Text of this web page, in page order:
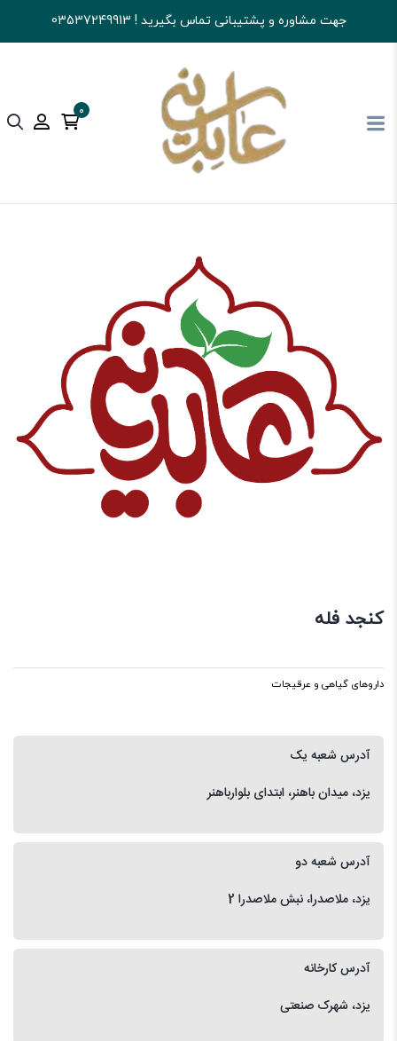
جهت مشاوره و پشتیبانی تماس بگیرید ! 03537249913
0
آجیل و خشکبار عابدینی کالای اساسی و خواربار داروهای گیاهی و عرقیجات
کنجد فله
داروهای گیاهی و عرقیجات
آدرس شعبه یک
یزد، میدان باهنر، ابتدای بلوارباهنر
آدرس شعبه دو
یزد، ملاصدرا، نبش ملاصدرا 2
آدرس کارخانه
یزد، شهرک صنعتی